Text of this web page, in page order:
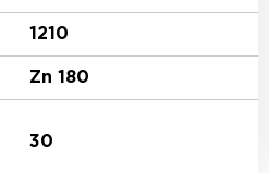
1210
Zn 180
30